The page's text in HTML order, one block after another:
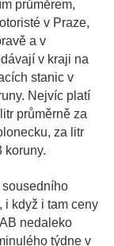
průměrem,
v Praze,
a v
v kraji na
stanic v
Nejvíc platí
průměrně za
za litr
koruny.
i když i tam ceny
nedaleko
týdne v